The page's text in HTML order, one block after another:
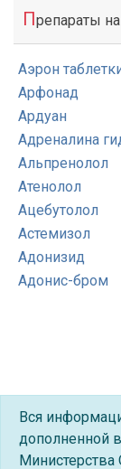
Препараты
Аэрон
Арфонад
Ардуан
Адреналина
Альпренолол
Атенолол
Ацебутолол
Астемизол
Адонизид
Адонис-бром
Вся
дополненной